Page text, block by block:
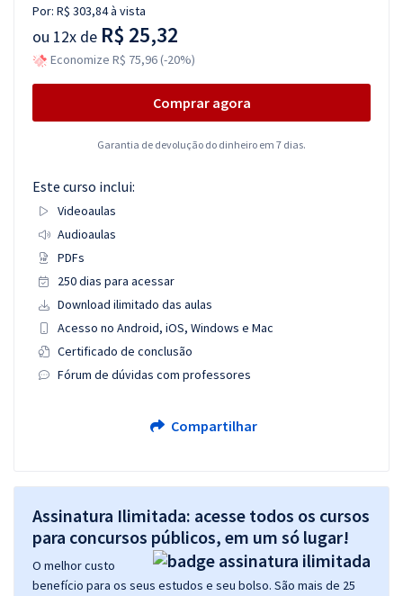
Por: R$ 303,84à vista
ou 12x de R$ 25,32
Economize R$ 75,96 (-20%)
Comprar agora
Garantia de devolução do dinheiro em 7 dias.
Este curso inclui:
Videoaulas
Audioaulas
PDFs
250 dias para acessar
Download ilimitado das aulas
Acesso no Android, iOS, Windows e Mac
Certificado de conclusão
Fórum de dúvidas com professores
Compartilhar
Assinatura Ilimitada: acesse todos os cursos
para concursos públicos, em um só lugar!
O melhor custo
benefício para os seus estudos e seu bolso. São mais de 25